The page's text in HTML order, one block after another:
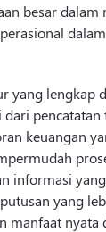
besar dalam
yang lengkap
dari
keuangan
informasi
yang
manfaat nyata